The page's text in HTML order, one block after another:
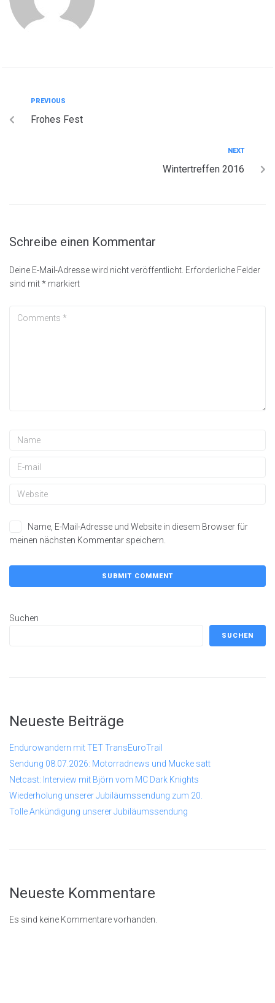
PREVIOUS
Frohes Fest
NEXT
Wintertreffen 2016
Schreibe einen Kommentar
Deine E-Mail-Adresse wird nicht veröffentlicht. Erforderliche Felder
sind mit* markiert
Name, E-Mail-Adresse und Website in diesem Browser für
meinen nächsten Kommentar speichern.
Suchen
SUCHEN
Neueste Beiträge
Endurowandern mit TET TransEuroTrail
Sendung 08.07.2026: Motorradnews und Mucke satt
Netcast: Interview mit Björn vom MC Dark Knights
Wiederholung unserer Jubiläumssendung zum 20.
Tolle Ankündigung unserer Jubiläumssendung
Neueste Kommentare
Es sind keine Kommentare vorhanden.